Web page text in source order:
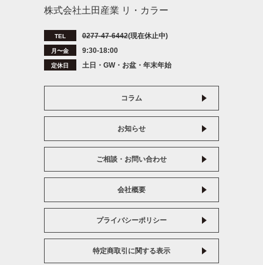
株式会社土田産業 リ・カラー
TEL 0277-47-6442(現在休止中)
月〜金 9:30-18:00
定休日 土日・GW・お盆・年末年始
コラム
お知らせ
ご相談・お問い合わせ
会社概要
プライバシーポリシー
特定商取引に関する表示